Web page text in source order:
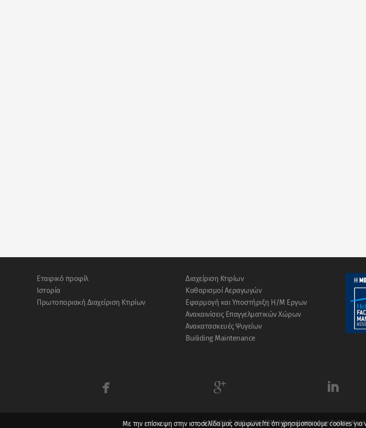
Eταιρικό προφίλ
Ιστορία
Πρωτοποριακή Διαχείριση Κτιρίων
Διαχείριση Κτιρίων
Καθαρισμοί Αεραγωγών
Εφαρμογή και Υποστήριξη Η/Μ Εργων
Ανακαινίσεις Επαγγελματικών Χώρων
Ανακατασκευές Ψυγείων
Builiding Μaintenance
  
Copyright © 2005 - 2016 MBM Hellas - Maintenance Building
Με την επίσκεψη στην ιστοσελίδα μας συμφωνείτε ότι χρησιμοποιούμε cookies